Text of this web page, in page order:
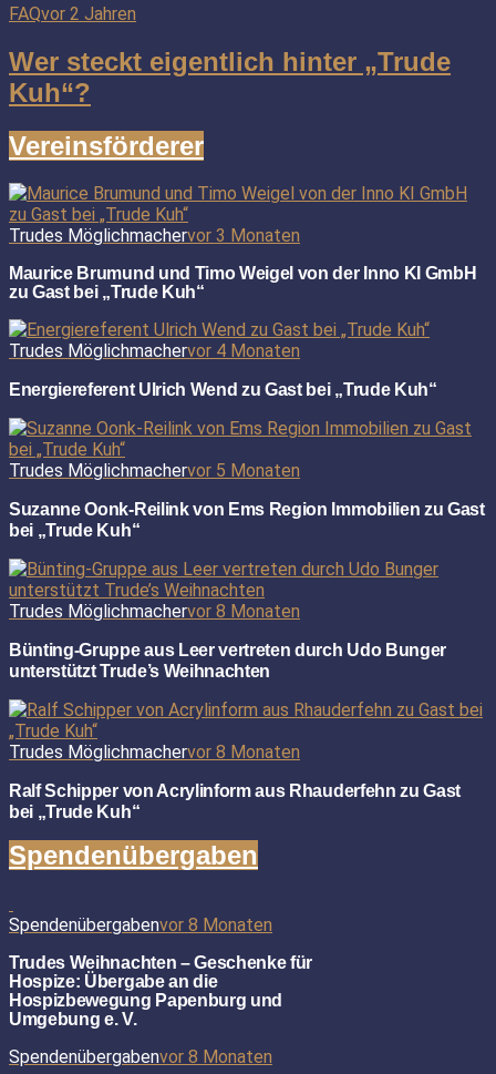
FAQvor 2 Jahren
Wer steckt eigentlich hinter „Trude
Kuh“?
Vereinsförderer
Trudes Möglichmachervor 3 Monaten
Maurice Brumund und Timo Weigel von der Inno KI GmbH
zu Gast bei „Trude Kuh“
Trudes Möglichmachervor 4 Monaten
Energiereferent Ulrich Wend zu Gast bei „Trude Kuh“
Trudes Möglichmachervor 5 Monaten
Suzanne Oonk-Reilink von Ems Region Immobilien zu Gast
bei „Trude Kuh“
Trudes Möglichmachervor 8 Monaten
Bünting-Gruppe aus Leer vertreten durch Udo Bunger
unterstützt Trude’s Weihnachten
Trudes Möglichmachervor 8 Monaten
Ralf Schipper von Acrylinform aus Rhauderfehn zu Gast
bei „Trude Kuh“
Spendenübergaben
Spendenübergabenvor 8 Monaten
Trudes Weihnachten – Geschenke für
Hospize: Übergabe an die
Hospizbewegung Papenburg und
Umgebung e. V.
Spendenübergabenvor 8 Monaten